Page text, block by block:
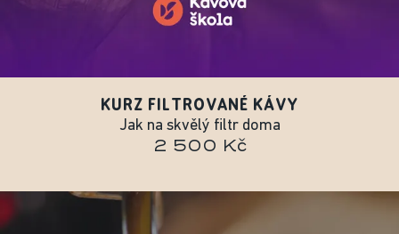
KURZ FILTROVANÉ KÁVY
Jak na skvělý filtr doma
2 500 Kč